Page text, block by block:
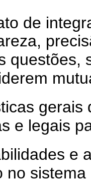
de
questões,
e legais
e
no